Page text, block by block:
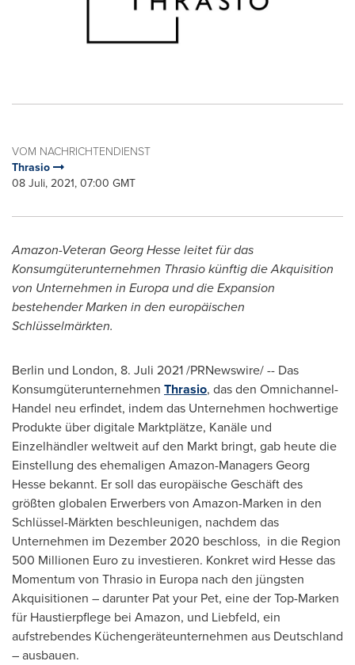
VOM NACHRICHTENDIENST
Thrasio
08 Juli, 2021, 07:00 GMT
Amazon-Veteran Georg Hesse leitet für das
Konsumgüterunternehmen Thrasio künftig die Akquisition
von Unternehmen in Europa und die Expansion
bestehender Marken in den europäischen
Schlüsselmärkten.
Berlin und London, 8. Juli 2021/PRNewswire/ -- Das
Konsumgüterunternehmen Thrasio, das den Omnichannel-
Handel neu erfindet, indem das Unternehmen hochwertige
Produkte über digitale Marktplätze, Kanäle und
Einzelhändler weltweit auf den Markt bringt, gab heute die
Einstellung des ehemaligen Amazon-ManagersGeorg
Hesse bekannt. Er soll das europäische Geschäft des
größten globalen Erwerbers von Amazon-Marken in den
Schlüssel-Märkten beschleunigen, nachdem das
Unternehmen im Dezember 2020 beschloss, in die Region
500 Millionen Euro zu investieren. Konkret wird Hesse das
Momentum von Thrasio in Europa nach den jüngsten
Akquisitionen – darunter Pat your Pet, eine der Top-Marken
für Haustierpflege bei Amazon, und Liebfeld, ein
aufstrebendes Küchengeräteunternehmen aus Deutschland
– ausbauen.